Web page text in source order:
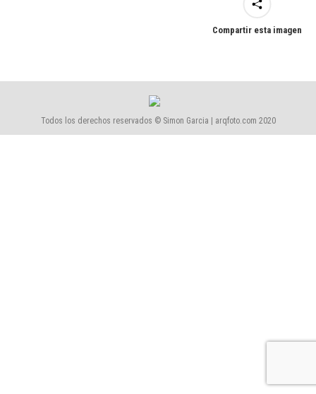
Compartir esta imagen
Todos los derechos reservados © Simon Garcia | arqfoto.com 2020